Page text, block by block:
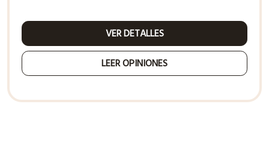
VER DETALLES
LEER OPINIONES